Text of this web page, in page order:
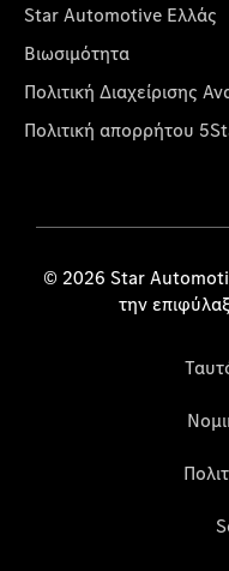
Star Automotive Ελλάς
Βιωσιμότητα
Πολιτική Διαχείρισης
Πολιτική απορρήτου
© 2026 Star
την